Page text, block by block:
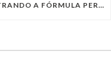
ENCONTRANDO A FÓRMULA PERFEITA: TRABALHO PRESENCIAL, HOME OFFICE OU TRABALHO HÍBRIDO?